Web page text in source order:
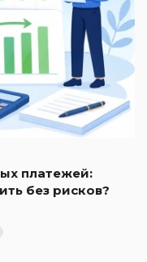
платежей:
без рисков?